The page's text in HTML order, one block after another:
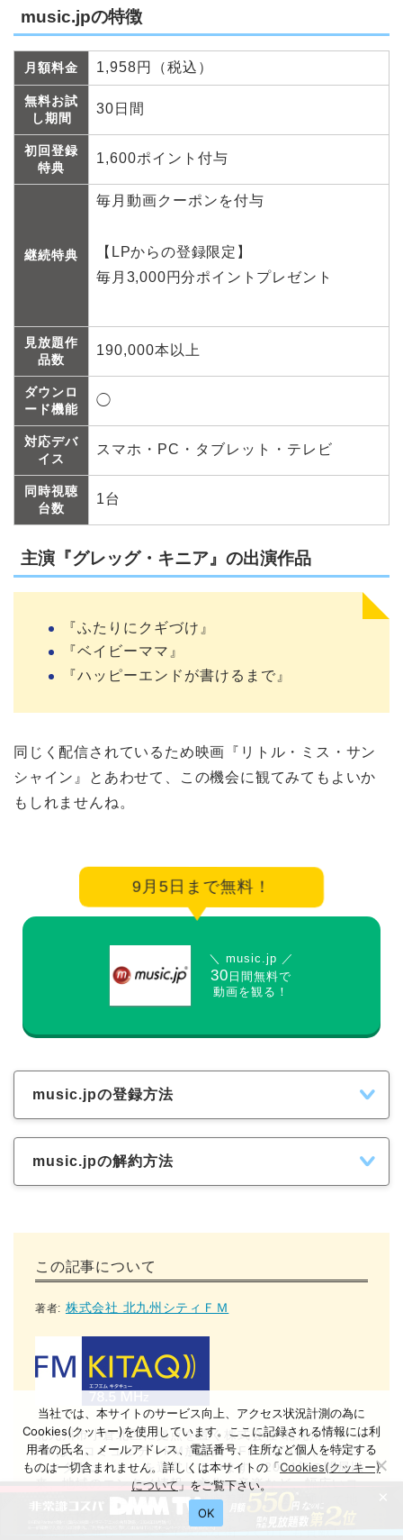
music.jpの特徴
月額料金 1,958円（税込）
無料お試
し期間
30日間
初回登録
特典
1,600ポイント付与
継続特典
毎月動画クーポンを付与
【LPからの登録限定】
毎月3,000円分ポイントプレゼント
見放題作
品数
190,000本以上
ダウンロ
ード機能
◯
対応デバ
イス
スマホ・PC・タブレット・テレビ
同時視聴
台数
1台
主演『グレッグ・キニア』の出演作品
『ふたりにクギづけ』
『ベイビーママ』
『ハッピーエンドが書けるまで』
同じく配信されているため映画『リトル・ミス・サン
シャイン』とあわせて、この機会に観てみてもよいか
もしれませんね。
9月5日まで無料！
＼ music.jp ／
30 日間無料で
動画を観る！
music.jpの登録方法
music.jpの解約方法
この記事について
著者: 株式会社 北九州シティＦＭ
北九州市小倉北区に拠点を置く株式会社 北九州シティ
FMは、コミュニティFM放送局「FM KITAQ（エフエ
ムキタキュー）」を運営しています。2004年の開局以
来、地域のエンタメ情報、文化、音楽など、幅広いコ
ンテンツを発信し続け、地域密着型の放送を通じて地
域の活性化を目指しています。また、防災情報の迅速
な提供を通じて、安全で安心な街づくりにも貢献して
当社では、本サイトのサービス向上、アクセス状況計測の為に
Cookies(クッキー)を使用しています。ここに記録される情報には利
用者の氏名、メールアドレス、電話番号、住所など個人を特定する
ものは一切含まれません。詳しくは本サイトの「Cookies(クッキー)
について 」をご覧下さい。
OK